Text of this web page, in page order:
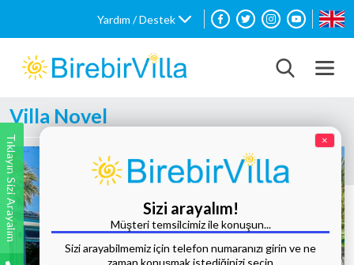
Yardım / Destek
Villa Novel
Tıklayın Sizi Arayalım ×
Sizi arayalım!
Müşteri temsilcimiz ile konuşun...
Sizi arayabilmemiz için telefon numaranızı girin ve ne
zaman konuşmak istediğinizi seçin